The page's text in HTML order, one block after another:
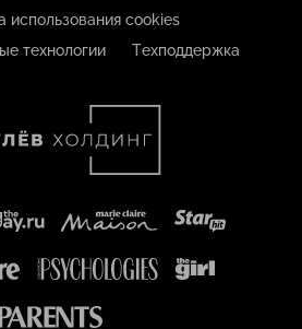
использования cookies
технологии
Техподдержка